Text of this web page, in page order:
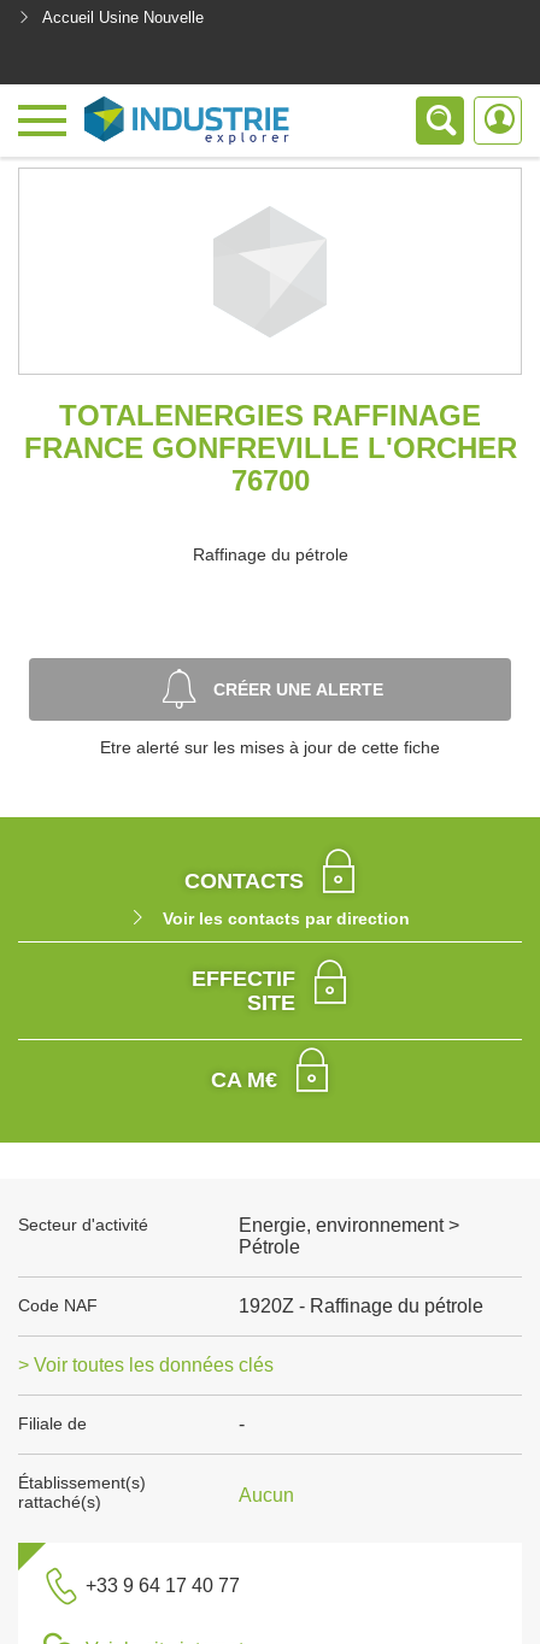
Accueil Usine Nouvelle
TOTALENERGIES RAFFINAGE
FRANCE GONFREVILLE L'ORCHER
76700
Raffinage du pétrole
CRÉER UNE ALERTE
Etre alerté sur les mises à jour de cette fiche
CONTACTS
Voir les contacts par direction
EFFECTIF
SITE
CA M€
Secteur d'activité
Energie, environnement >
Pétrole
Code NAF 1920Z - Raffinage du pétrole
> Voir toutes les données clés
Filiale de -
Établissement(s)
rattaché(s)
Aucun
+33 9 64 17 40 77